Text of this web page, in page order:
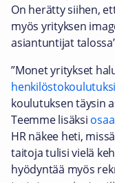
On herätty siihen,
myös yrityksen
asiantuntijat
”Monet yritykset
koulutuksen täysin
Teemme lisäksi
HR näkee heti,
taitoja tulisi vielä
hyödyntää myös